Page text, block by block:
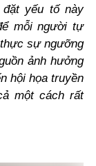
yếu tố này
mỗi người tự
sự ngưỡng
ảnh hưởng
hội họa truyền
một cách rất